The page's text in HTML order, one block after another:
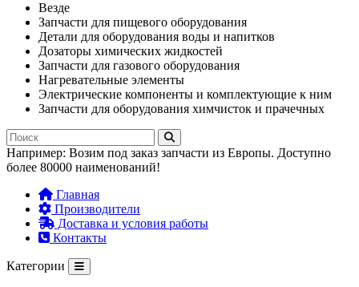
Везде
Запчасти для пищевого оборудования
Детали для оборудования воды и напитков
Дозаторы химических жидкостей
Запчасти для газового оборудования
Нагревательные элементы
Электрические компоненты и комплектующие к ним
Запчасти для оборудования химчисток и прачечных
Например: Возим под заказ запчасти из Европы. Доступно
более 80000 наименований!
Главная
Производители
Доставка и условия работы
Контакты
Категории